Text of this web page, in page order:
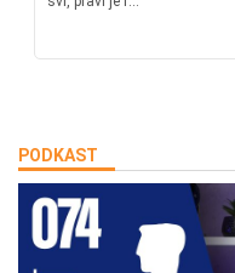
PODKAST